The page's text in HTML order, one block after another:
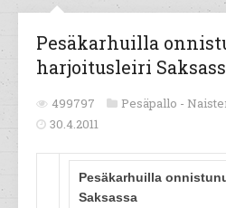
Pesäkarhuilla
harjoitusleiri
499797 Pesäpallo -
30.4.2011
Pesäkarhuilla
Saksassa